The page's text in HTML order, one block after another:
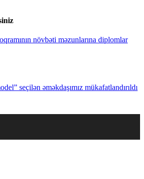
növbəti məzunlarına diplomlar
seçilən əməkdaşımız mükafatlandırıldı